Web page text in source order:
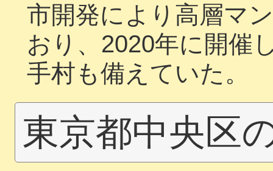
市開発により高層マ
おり、2020年に開催
手村も備えていた。
東京都中央区